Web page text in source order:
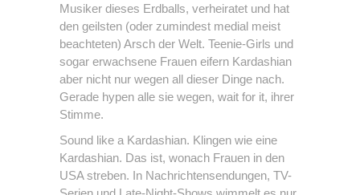
Musiker dieses Erdballs, verheiratet und hat
den geilsten (oder zumindest medial meist
beachteten) Arsch der Welt. Teenie-Girls und
sogar erwachsene Frauen eifern Kardashian
aber nicht nur wegen all dieser Dinge nach.
Gerade hypen alle sie wegen, wait for it, ihrer
Stimme.
Sound like a Kardashian. Klingen wie eine
Kardashian. Das ist, wonach Frauen in den
USA streben. In Nachrichtensendungen, TV-